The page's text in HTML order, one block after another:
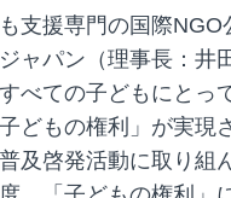
支援専門の国際
ャパン（理事長：井
べての子どもにとっ
どもの権利」が実現
及啓発活動に取り組